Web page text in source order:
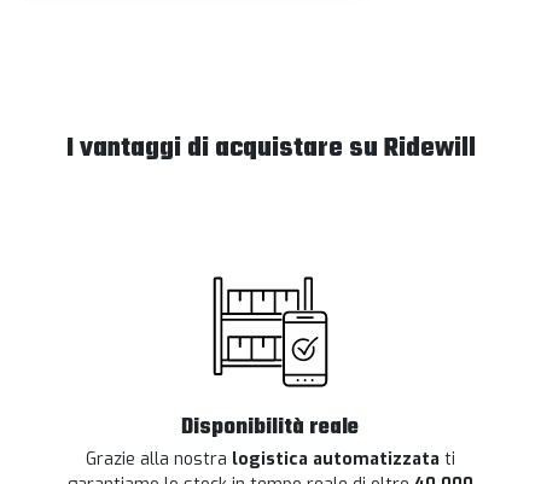
I vantaggi di acquistare su Ridewill
Disponibilità reale
Grazie alla nostra logistica automatizzata ti